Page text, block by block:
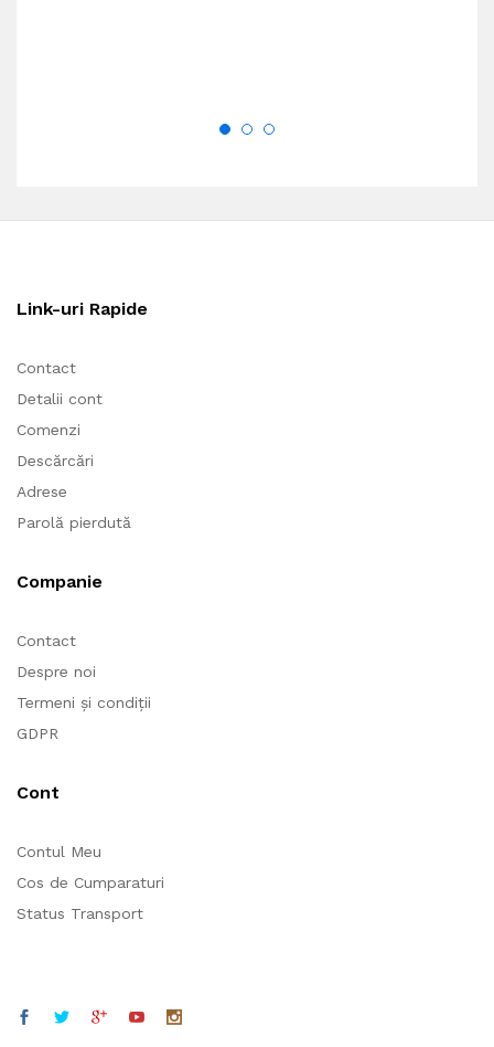
Link-uri Rapide
Contact
Detalii cont
Comenzi
Descărcări
Adrese
Parolă pierdută
Companie
Contact
Despre noi
Termeni și condiții
GDPR
Cont
Contul Meu
Cos de Cumparaturi
Status Transport